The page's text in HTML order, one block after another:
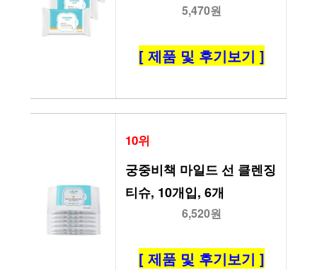
5,470원
[ 제품 및 후기보기 ]
10위
궁중비책 마일드 선 클렌징
티슈, 10개입, 6개
6,520원
[ 제품 및 후기보기 ]